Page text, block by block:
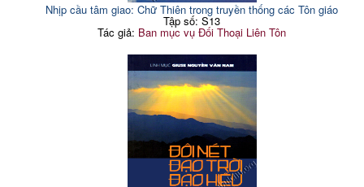
Nhịp cầu tâm giao: Chữ Thiên trong truyền thống các Tôn giáo
Tập số: S13
Tác giả: Ban mục vụ Đối Thoại Liên Tôn